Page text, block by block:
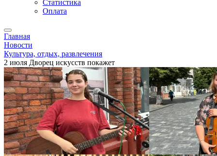
Статистика
Оплата
Главная
Новости
Культура, отдых, развлечения
2 июля Дворец искусств покажет